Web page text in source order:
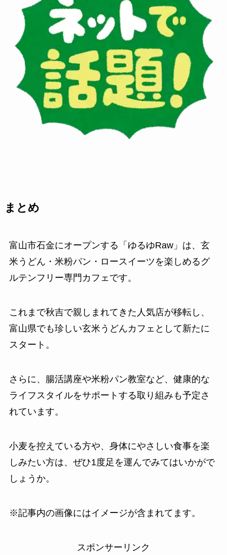
まとめ
富山市石金にオープンする「ゆるゆRaw」は、玄
米うどん・米粉パン・ロースイーツを楽しめるグ
ルテンフリー専門カフェです。
これまで秋吉で親しまれてきた人気店が移転し、
富山県でも珍しい玄米うどんカフェとして新たに
スタート。
さらに、腸活講座や米粉パン教室など、健康的な
ライフスタイルをサポートする取り組みも予定さ
れています。
小麦を控えている方や、身体にやさしい食事を楽
しみたい方は、ぜひ1度足を運んでみてはいかがで
しょうか。
※記事内の画像にはイメージが含まれてます。
スポンサーリンク